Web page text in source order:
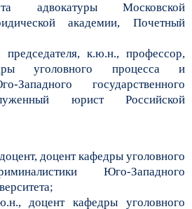
адвокатуры Московской
академии, Почетный
к.ю.н., профессор,
уголовного процесса и
Западного государственного
юрист Российской
доцент кафедры уголовного
Юго-Западного
доцент кафедры уголовного